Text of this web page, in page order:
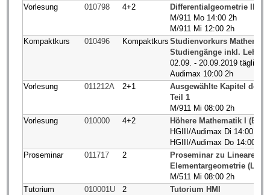
Vorlesung
010798 4+2
Differentialgeometrie II
M/911 Mo 14:00 2h
M/911 Mi 12:00 2h
Kompaktkurs
010496 Kompaktkurs Studienvorkurs
Studiengänge inkl.
02.09. - 20.09.2019 täglich
Audimax 10:00 2h
Vorlesung
011212A 2+1
Ausgewählte Kapitel der
Teil 1
M/911 Mi 08:00 2h
Vorlesung
010000 4+2
Höhere Mathematik I
HGIII/Audimax Di 14:00 2h
HGIII/Audimax Do 14:00 2h
Proseminar
011717 2
Proseminar zu Lineare
Elementargeometrie
M/511 Mi 08:00 2h
Tutorium
010001U 2
Tutorium HMI